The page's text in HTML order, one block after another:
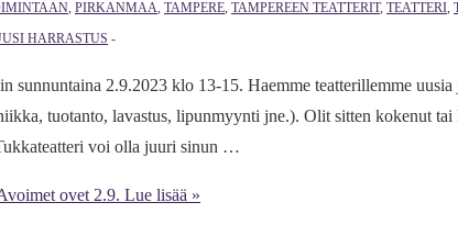
, PIRKANMAA, TAMPERE, TAMPEREEN TEATTERIT, TEATTERI,
HARRASTUS
sunnuntaina 2.9.2023 klo 13-15. Haemme teatterillemme
tuotanto, lavastus, lipunmyynti jne.). Olit sitten kokenut
voi olla juuri sinun …
ovet 2.9. Lue lisää »